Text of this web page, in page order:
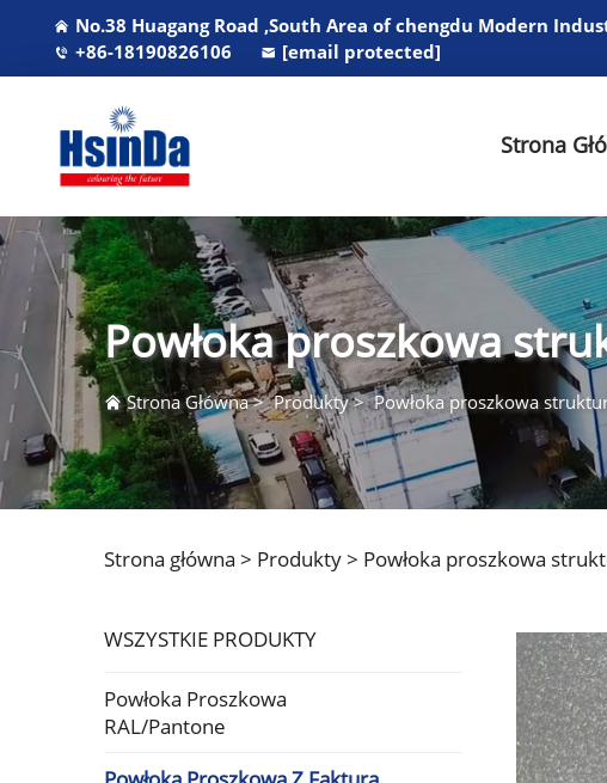
No.38 Huagang Road ,South Area of chengdu Modern
+86-18190826106
[email protected]
Strona
Powłoka proszkowa
Strona Główna>Produkty>Powłoka proszkowa
Strona główna > Produkty> Powłoka proszkowa
WSZYSTKIE PRODUKTY
Powłoka Proszkowa
RAL/Pantone